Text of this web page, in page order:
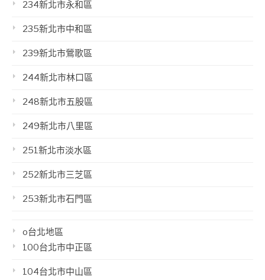
234新北市永和區
235新北市中和區
239新北市鶯歌區
244新北市林口區
248新北市五股區
249新北市八里區
251新北市淡水區
252新北市三芝區
253新北市石門區
o台北地區
100台北市中正區
104台北市中山區